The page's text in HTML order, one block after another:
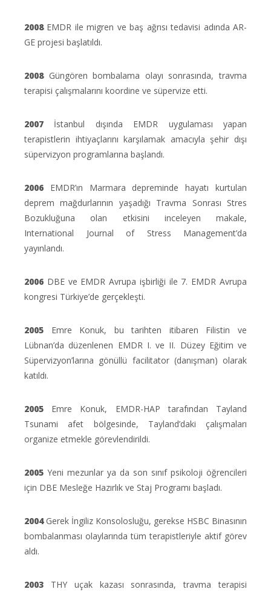
2008EMDR ile migren ve baş ağrısı tedavisi adında AR-
GE projesi başlatıldı.
2008Güngören bombalama olayı sonrasında, travma
terapisi çalışmalarını koordine ve süpervize etti.
2007 İstanbul dışında EMDR uygulaması yapan
terapistlerin ihtiyaçlarını karşılamak amacıyla şehir dışı
süpervizyon programlarına başlandı.
2006 EMDR’ın Marmara depreminde hayatı kurtulan
deprem mağdurlarının yaşadığı Travma Sonrası Stres
Bozukluğuna olan etkisini inceleyen makale,
International Journal of Stress Management’da
yayınlandı.
2006 DBE ve EMDR Avrupa işbirliği ile 7. EMDR Avrupa
kongresi Türkiye’de gerçekleşti.
2005 Emre Konuk, bu tarihten itibaren Filistin ve
Lübnan’da düzenlenen EMDR I. ve II. Düzey Eğitim ve
Süpervizyon’larına gönüllü facilitator (danışman) olarak
katıldı.
2005 Emre Konuk, EMDR-HAP tarafından Tayland
Tsunami afet bölgesinde, Tayland’daki çalışmaları
organize etmekle görevlendirildi.
2005 Yeni mezunlar ya da son sınıf psikoloji öğrencileri
için DBE Mesleğe Hazırlık ve Staj Programı başladı.
2004Gerek İngiliz Konsolosluğu, gerekse HSBC Binasının
bombalanması olaylarında tüm terapistleriyle aktif görev
aldı.
2003 THY uçak kazası sonrasında, travma terapisi